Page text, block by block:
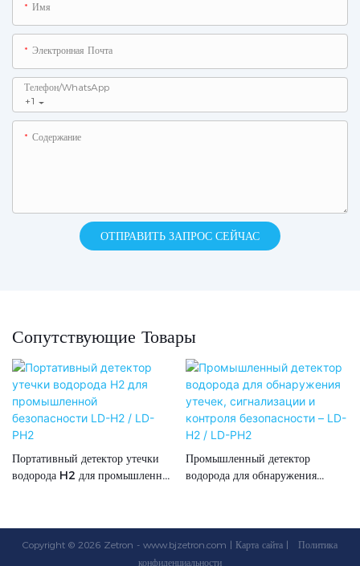
Имя
Электронная Почта
+1
Телефон/WhatsApp
Содержание
ОТПРАВИТЬ ЗАПРОС СЕЙЧАС
Сопутствующие Товары
Портативный детектор утечки
водорода H2 для промышленной
Промышленный детектор
водорода для обнаружения
PH2
Copyright © 2026 Zetron - www.bjzetron.com | Карта сайта |
Политика
конфиденциальности